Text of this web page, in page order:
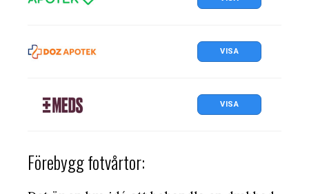
VISA
VISA
Förebygg fotvårtor: